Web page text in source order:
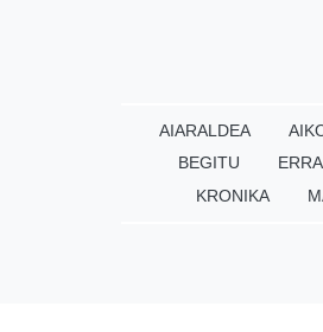
AIARALDEA
BEGITU
KRONIKA